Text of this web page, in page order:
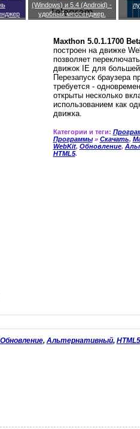
(Windows) и 5.4 (Android) -
удобный мессенджер.
Maxthon 5.0.1.1700
построен на движке
позволяет
движок IE для большей
Перезапуск браузера
требуется -
открыты несколько
использованием как
движка.
Категории и теги:
Программы» Скачать,
WebKit, Обновление,
HTML5.
Обновление, Альтернативный, HTML5